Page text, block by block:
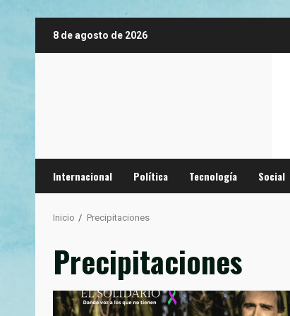
8 de agosto de 2026
Internacional Política Tecnología Social
Inicio Precipitaciones
Precipitaciones